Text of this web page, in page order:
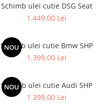
Schimb ulei cutie DSG Seat
1.449,00 Lei
NOU
Schimb ulei cutie Bmw 5HP
1.399,00 Lei
NOU
Schimb ulei cutie Audi 5HP
1.399,00 Lei